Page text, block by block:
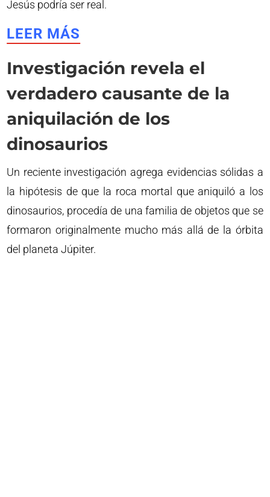
Jesús podría ser real.
LEER MÁS
Investigación revela el
verdadero causante de la
aniquilación de los
dinosaurios
Un reciente investigación agrega evidencias sólidas a
la hipótesis de que la roca mortal que aniquiló a los
dinosaurios, procedía de una familia de objetos que se
formaron originalmente mucho más allá de la órbita
del planeta Júpiter.